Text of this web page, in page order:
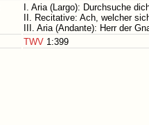
I. Aria (Largo): Durchsuche
II. Recitative: Ach, welcher
III. Aria (Andante): Herr der
TWV 1:399